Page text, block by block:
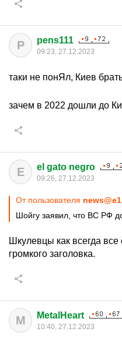
P pens111
09:23, 27.12.2023
таки не понЯл, Киев
зачем в 2022 дошли до
E el gato negro
09:26, 27.12.2023
От пользователя
Шойгу заявил, что ВС РФ
Шкулевцы как всегда
громкого заголовка.
M MetalHeart
10:40, 27.12.2023